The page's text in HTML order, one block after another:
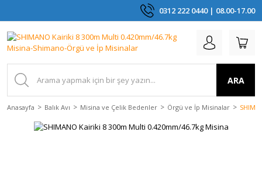
0312 222 0440 | 08.00-17.00
ARA
Anasayfa Balık Avı Misina ve Çelik Bedenler Örgü ve İp Misinalar